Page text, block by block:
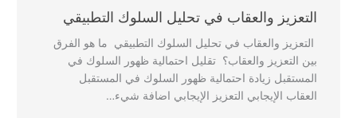
التعزيز والعقاب في تحليل السلوك التطبيقي
التعزيز والعقاب في تحليل السلوك التطبيقي ما هو الفرق
بين التعزيز والعقاب؟ تقليل احتمالية ظهور السلوك في
المستقبل زيادة احتمالية ظهور السلوك في المستقبل
العقاب الإيجابي التعزيز الإيجابي اضافة شيء…